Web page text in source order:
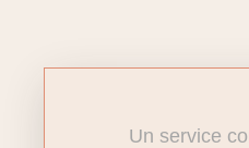
Un service